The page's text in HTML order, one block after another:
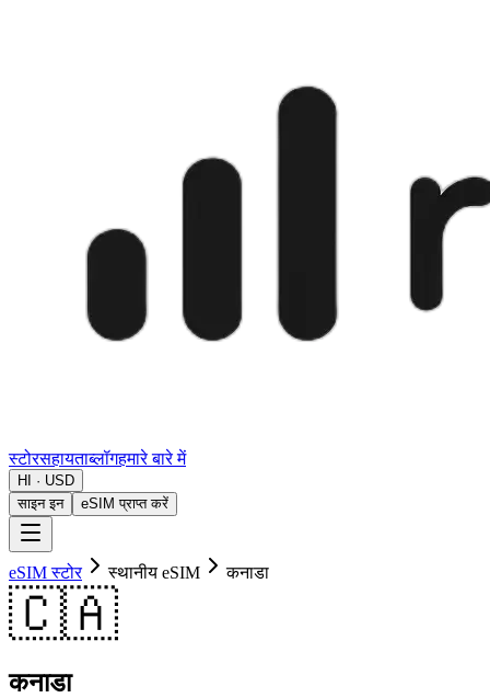
स्टोरसहायताब्लॉगहमारे बारे में
HI · USD
साइन इन
eSIM प्राप्त करें
eSIM स्टोर स्थानीय eSIM कनाडा
🇨🇦
कनाडा